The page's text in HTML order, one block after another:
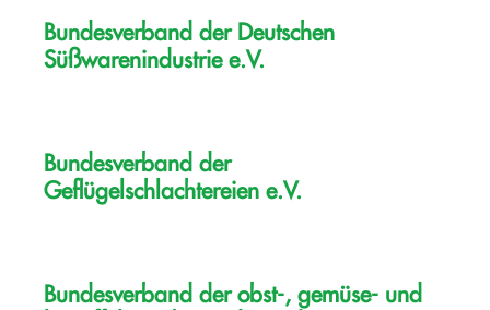
Bundesverband der Deutschen
Süßwarenindustrie e.V.
Bundesverband der
Geflügelschlachtereien e.V.
Bundesverband der obst-, gemüse- und